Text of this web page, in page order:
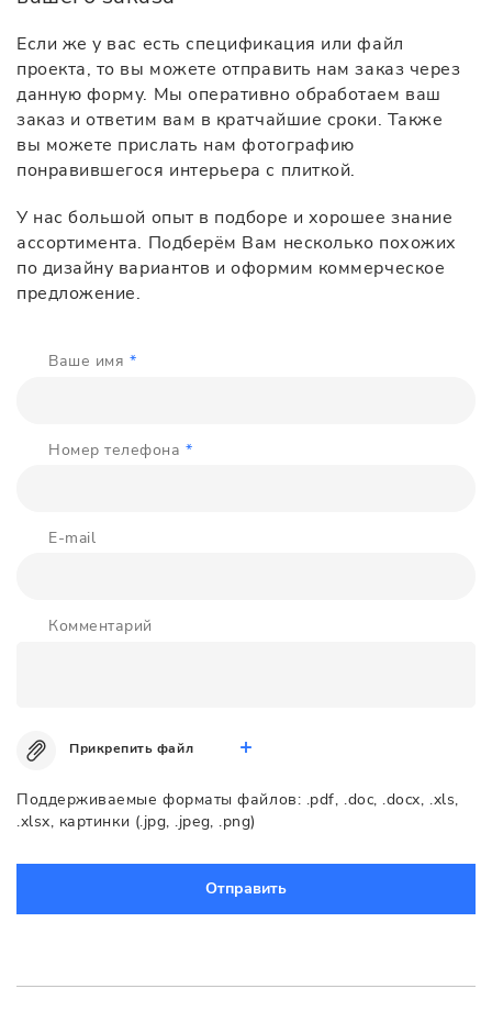
Ваше имя *
Номер телефона*
E-mail
Комментарий
Прикрепить файл
Поддерживаемые форматы файлов: .pdf, .doc, .docx, .xls,
.xlsx, картинки (.jpg, .jpeg, .png)
Отправить
Если же у вас есть спецификация или файл
проекта, то вы можете отправить нам заказ через
данную форму. Мы оперативно обработаем ваш
заказ и ответим вам в кратчайшие сроки. Также
вы можете прислать нам фотографию
понравившегося интерьера с плиткой.
У нас большой опыт в подборе и хорошее знание
ассортимента. Подберём Вам несколько похожих
по дизайну вариантов и оформим коммерческое
предложение.